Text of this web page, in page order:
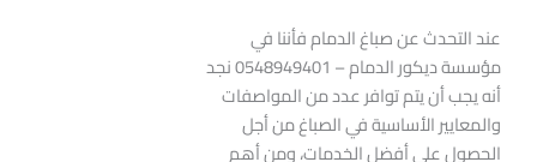
عند التحدث عن صباغ الدمام فأننا في
مؤسسة ديكور الدمام – 0548949401 نجد
أنه يجب أن يتم توافر عدد من المواصفات
والمعايير الأساسية في الصباغ من أجل
الحصول على أفضل الخدمات، ومن أهم